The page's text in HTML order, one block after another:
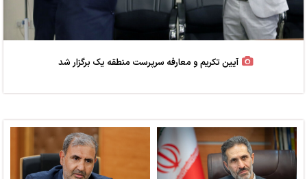
آیین تکریم و معارفه سرپرست منطقه یک برگزار شد